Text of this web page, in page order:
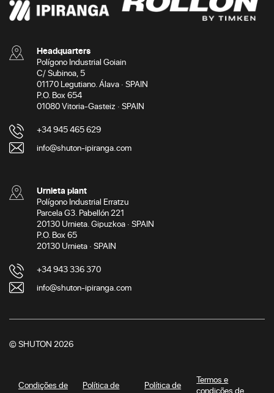
Headquarters
Polígono Industrial Goiain
C/ Subinoa, 5
01170 Legutiano. Álava · SPAIN
P.O. Box 654
01080 Vitoria-Gasteiz · SPAIN
+34 945 465 629
info@shuton-ipiranga.com
Urnieta plant
Polígono Industrial Erratzu
Parcela G3. Pabellón 221
20130 Urnieta. Gipuzkoa · SPAIN
P.O. Box 65
20130 Urnieta · SPAIN
+34 943 336 370
info@shuton-ipiranga.com
© SHUTON 2026
Condições de
Política de
Política de
Termos e
condições de